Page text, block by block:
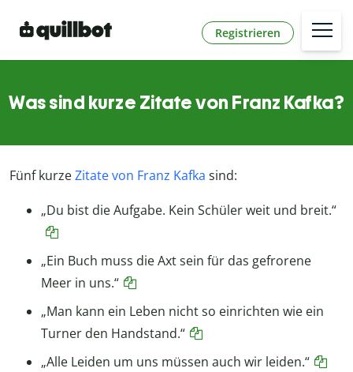
Registrieren
Was sind kurze Zitate von Franz Kafka?
Fünf kurzeZitate von Franz Kafka sind:
„Du bist die Aufgabe. Kein Schüler weit und breit.“
„Ein Buch muss die Axt sein für das gefrorene
Meer in uns.“
„Man kann ein Leben nicht so einrichten wie ein
Turner den Handstand.“
„Alle Leiden um uns müssen auch wir leiden.“